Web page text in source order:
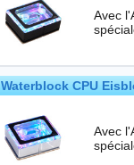
Avec
Waterblock CPU
Avec